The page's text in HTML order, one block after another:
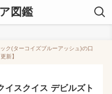
図鑑
ク(ターコイズブルーアッシュ)の口
新】
イスクイス デビルズト